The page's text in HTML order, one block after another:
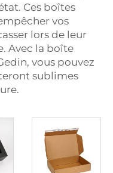
Ces boîtes
vos
lors de leur
Avec la boîte
vous pouvez
sublimes